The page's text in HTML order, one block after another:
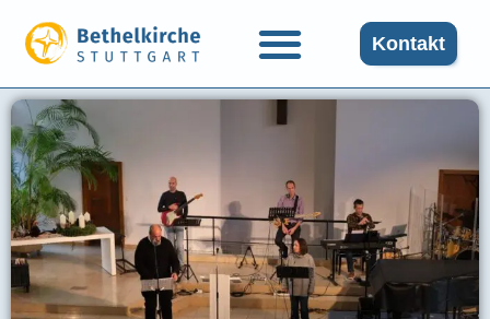
Kontakt